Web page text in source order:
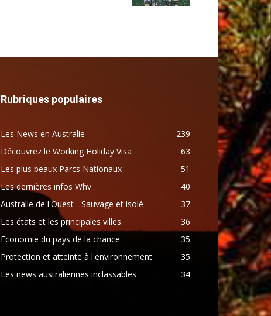
Rubriques populaires
Les News en Australie
239
Découvrez le Working Holiday Visa
63
Les plus beaux Parcs Nationaux
51
Les dernières infos Whv
40
Australie de l'Ouest - Sauvage et isolé
37
Les états et les principales villes
36
Economie du pays de la chance
35
Protection et atteinte à l'environnement
35
Les news australiennes inclassables
34